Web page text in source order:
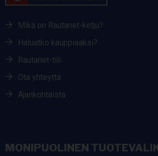
Mikä on Rautanet-ketju?
Haluatko kauppiaaksi?
Rautanet-tili
Ota yhteyttä
Ajankohtaista
MONIPUOLINEN